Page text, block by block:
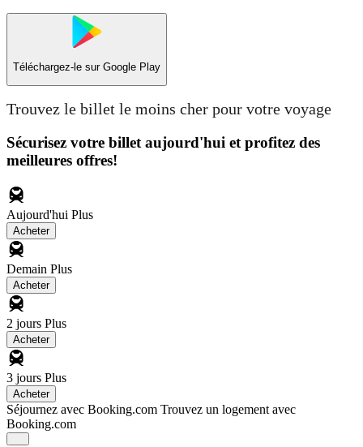
Téléchargez-le sur Google Play
Trouvez le billet le moins cher pour votre voyage
Sécurisez votre billet aujourd'hui et profitez des
meilleures offres!
Aujourd'hui Plus
Acheter
Demain Plus
Acheter
2 jours Plus
Acheter
3 jours Plus
Acheter
Séjournez avec Booking.com Trouvez un logement avec
Booking.com